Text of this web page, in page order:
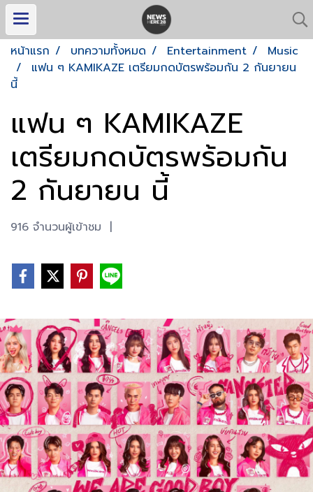
หน้าแรก บทความทั้งหมด Entertainment
Music
แฟน ๆ KAMIKAZE เตรียมกดบัตรพร้อมกัน 2 กันยายน
นี้
แฟน ๆ KAMIKAZE
เตรียมกดบัตรพร้อมกัน
2 กันยายน นี้
916 จำนวนผู้เข้าชม |